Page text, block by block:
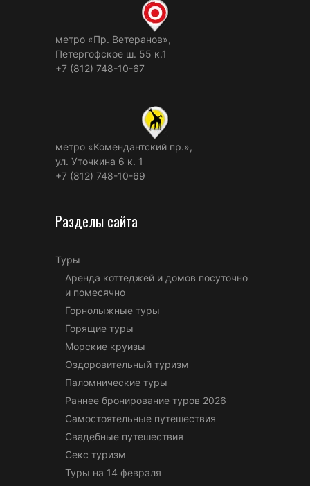
метро «Пр. Ветеранов»,
Петергофское ш. 55 к.1
+7 (812) 748-10-67
метро «Комендантский пр.»,
ул. Уточкина 6 к. 1
+7 (812) 748-10-69
Разделы сайта
Туры
Аренда коттеджей и домов посуточно
и помесячно
Горнолыжные туры
Горящие туры
Морские круизы
Оздоровительный туризм
Паломнические туры
Раннее бронирование туров 2026
Самостоятельные путешествия
Свадебные путешествия
Секс туризм
Туры на 14 февраля